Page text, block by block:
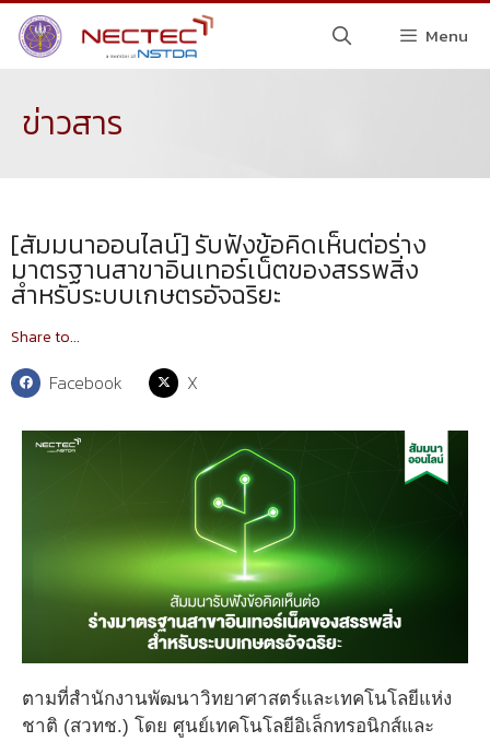
Menu
ข่าวสาร
[สัมมนาออนไลน์] รับฟังข้อคิดเห็นต่อร่าง
มาตรฐานสาขาอินเทอร์เน็ตของสรรพสิ่ง
สำหรับระบบเกษตรอัจฉริยะ
Share to...
Facebook X
ตามที่สำนักงานพัฒนาวิทยาศาสตร์และเทคโนโลยีแห่ง
ชาติ (สวทช.) โดย ศูนย์เทคโนโลยีอิเล็กทรอนิกส์และ